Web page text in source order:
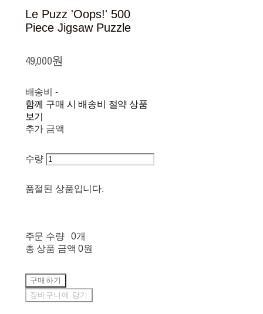
Le Puzz 'Oops!' 500
Piece Jigsaw Puzzle
49,000원
배송비 -
함께 구매 시 배송비 절약 상품
보기
추가 금액
수량
품절된 상품입니다.
주문 수량
0개
총 상품 금액 0원
구매하기
장바구니에 담기